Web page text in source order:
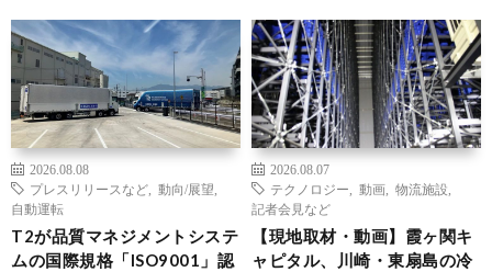
2026.08.08
プレスリリースなど
動向/展望
自動運転
T2が品質マネジメントシステ
ムの国際規格「ISO9001」認
2026.08.07
テクノロジー
動画 物流施設
記者会見など
【現地取材・動画】霞ヶ関キ
ャピタル、川崎・東扇島の冷